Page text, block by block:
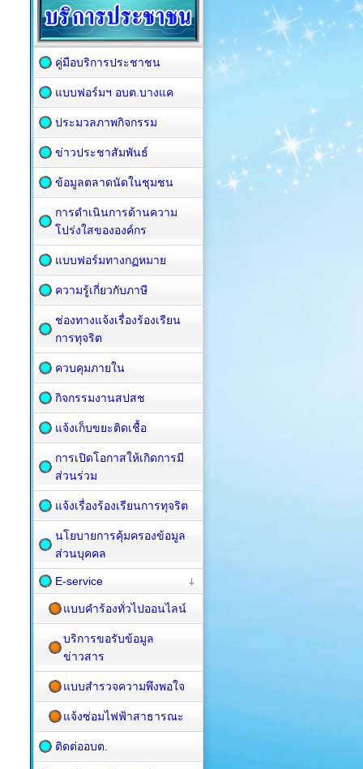
คู่มือบริการประชาชน
แบบฟอร์มฯ อบต.บางแค
ประมวลภาพกิจกรรม
ข่าวประชาสัมพันธ์
ข้อมูลตลาดนัดในชุมชน
การดำเนินการด้านความ
โปร่งใสขององค์กร
แบบฟอร์มทางกฏหมาย
ความรู้เกี่ยวกับภาษี
ช่องทางแจ้งเรื่องร้องเรียน
การทุจริต
ควบคุมภายใน
กิจกรรมงานสปสช
แจ้งเก็บขยะติดเชื้อ
การเปิดโอกาสให้เกิดการมี
ส่วนร่วม
แจ้งเรื่องร้องเรียนการทุจริต
นโยบายการคุ้มครองข้อมูล
ส่วนบุคคล
E-service
แบบคำร้องทั่วไปออนไลน์
บริการขอรับข้อมูล
ข่าวสาร
แบบสำรวจความพึงพอใจ
แจ้งซ่อมไฟฟ้าสาธารณะ
ติดต่ออบต.